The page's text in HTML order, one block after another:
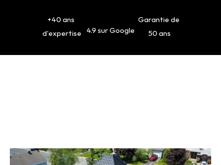
+40 ans
d'expertise
4.9 sur Google
Garantie de
50 ans